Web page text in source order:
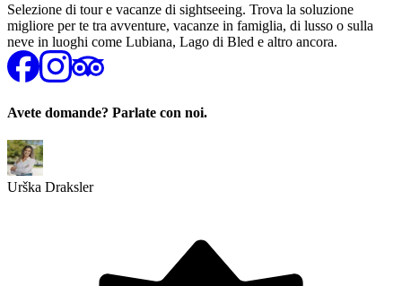
Selezione di tour e vacanze di sightseeing. Trova la soluzione
migliore per te tra avventure, vacanze in famiglia, di lusso o sulla
neve in luoghi come Lubiana, Lago di Bled e altro ancora.
Avete domande? Parlate con noi.
Urška Draksler